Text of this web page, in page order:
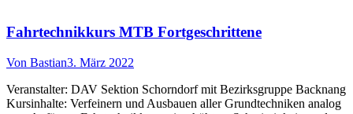
Fahrtechnikkurs MTB Fortgeschrittene
Von Bastian3. März 2022
Veranstalter: DAV Sektion Schorndorf mit Bezirksgruppe Backnang
Kursinhalte: Verfeinern und Ausbauen aller Grundtechniken analog